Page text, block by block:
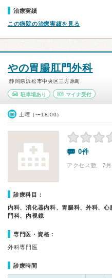
治療実績
この病院の治療実績を見る
やの胃腸肛門外科
静岡県浜松市中央区三方原町
駐車場あり マイナ受付
土曜（〜18:00）
0件
アクセス数 7月:
診療科目：
内科、消化器内科、胃腸科、外科、
門科、内視鏡
専門医・資格：
外科専門医
診療時間